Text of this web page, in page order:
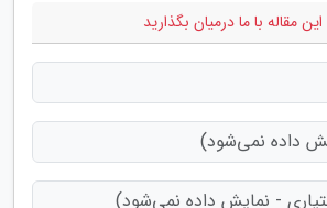
مقاله با ما درمیان بگذارید